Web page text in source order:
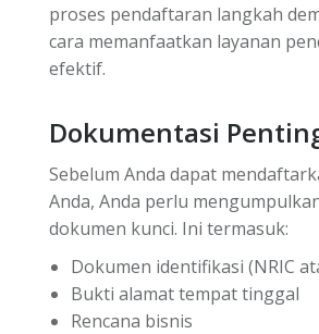
proses pendaftaran langkah
cara memanfaatkan layanan
efektif.
Dokumentasi
Sebelum Anda dapat
Anda, Anda perlu
dokumen kunci. Ini termasuk:
Dokumen identifikasi (NRIC
Bukti alamat tempat tinggal
Rencana bisnis